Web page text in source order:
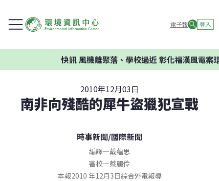
電子報 登入
快訊風機離聚落、學校過近 彰化福漢風電案環委
2010年12月03日
南非向殘酷的犀牛盜獵犯宣戰
時事新聞/國際新聞
編譯—戴蘊思
審校—蔡麗伶
本報2010 年12月3日綜合外電報導